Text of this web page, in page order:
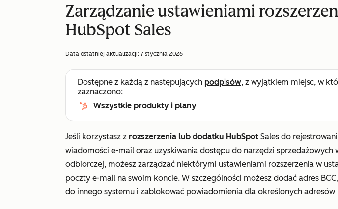
Zarządzanie ustawieniami
HubSpot Sales
Data ostatniej aktualizacji: 7 stycznia 2026
Dostępne z każdą z następujących podpisów, z wyjątkiem miejsc, w
zaznaczono:
Wszystkie produkty i plany
Jeśli korzystasz z rozszerzenia lub dodatku HubSpot Sales do
wiadomości e-mail oraz uzyskiwania dostępu do narzędzi sprzedażowych
odbiorczej, możesz zarządzać niektórymi ustawieniami rozszerzenia w
poczty e-mail na swoim koncie. W szczególności możesz dodać adres
do innego systemu i zablokować powiadomienia dla określonych adresów